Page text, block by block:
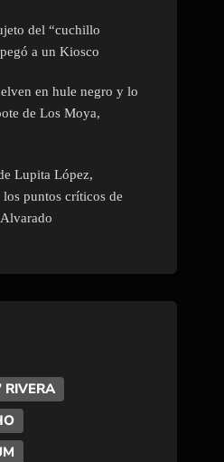
del “cuchillo
a un Kiosco
en hule negro y lo
de Los Moya,
Lupita López,
puntos críticos de
RIVERA